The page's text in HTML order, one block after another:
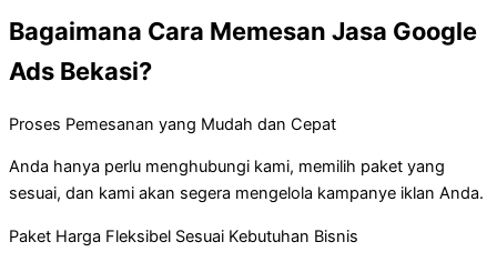
Bagaimana Cara Memesan Jasa Google
Ads Bekasi?
Proses Pemesanan yang Mudah dan Cepat
Anda hanya perlu menghubungi kami, memilih paket yang
sesuai, dan kami akan segera mengelola kampanye iklan Anda.
Paket Harga Fleksibel Sesuai Kebutuhan Bisnis